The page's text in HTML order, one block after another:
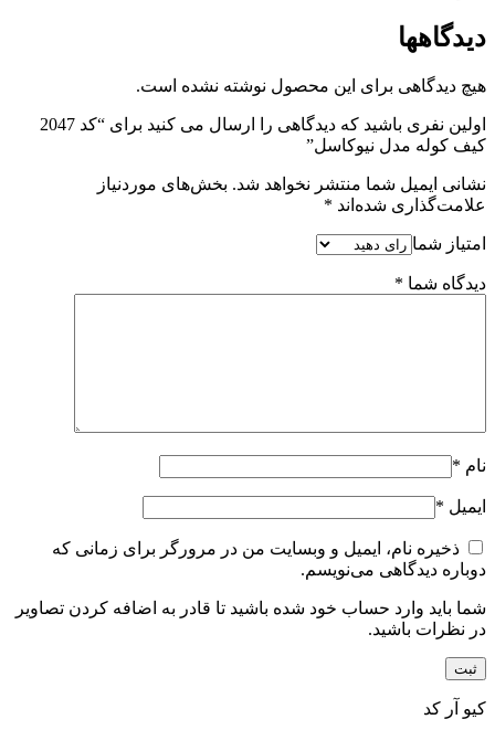
دیدگاهها
هیچ دیدگاهی برای این محصول نوشته نشده است.
اولین نفری باشید که دیدگاهی را ارسال می کنید برای “کد 2047
کیف کوله مدل نیوکاسل”
نشانی ایمیل شما منتشر نخواهد شد. بخش‌های موردنیاز
علامت‌گذاری شده‌اند *
امتیاز شما
دیدگاه شما *
نام *
ایمیل *
ذخیره نام، ایمیل و وبسایت من در مرورگر برای زمانی که
دوباره دیدگاهی می‌نویسم.
شما باید وارد حساب خود شده باشید تا قادر به اضافه کردن تصاویر
در نظرات باشید.
کیو آر کد